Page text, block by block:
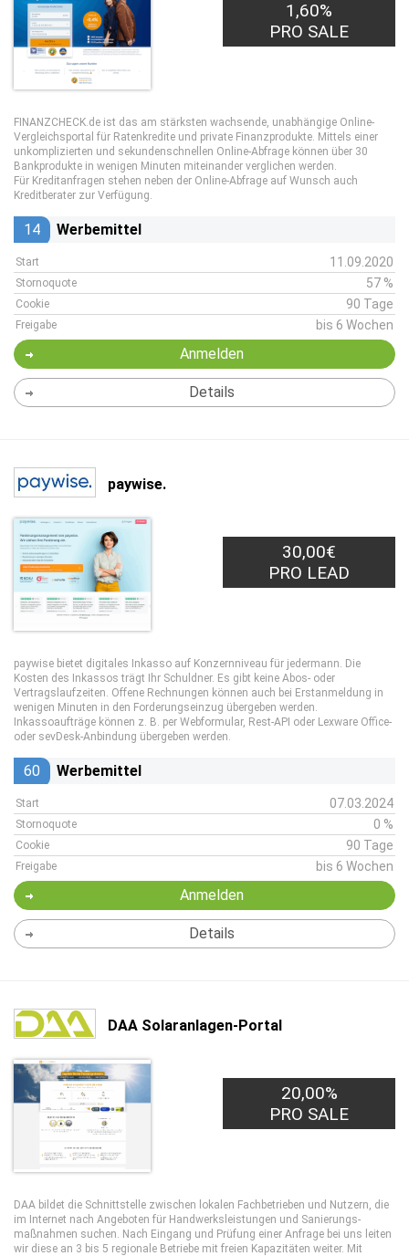
1,60%
PRO SALE
FINANZCHECK.de ist das am stärksten wachsende, unabhängige Online-
Vergleichsportal für Ratenkredite und private Finanzprodukte. Mittels einer
unkomplizierten und sekundenschnellen Online-Abfrage können über 30
Bankprodukte in wenigen Minuten miteinander verglichen werden.
Für Kreditanfragen stehen neben der Online-Abfrage auf Wunsch auch
Kreditberater zur Verfügung.
14 Werbemittel
Start 11.09.2020
Stornoquote 57 %
Cookie 90 Tage
Freigabe bis 6 Wochen
Anmelden
Details
paywise.
30,00€
PRO LEAD
paywise bietet digitales Inkasso auf Konzernniveau für jedermann. Die
Kosten des Inkassos trägt Ihr Schuldner. Es gibt keine Abos- oder
Vertragslaufzeiten. Offene Rechnungen können auch bei Erstanmeldung in
wenigen Minuten in den Forderungseinzug übergeben werden.
Inkassoaufträge können z. B. per Webformular, Rest-API oder Lexware Office-
oder sevDesk-Anbindung übergeben werden.
60 Werbemittel
Start 07.03.2024
Stornoquote 0 %
Cookie 90 Tage
Freigabe bis 6 Wochen
Anmelden
Details
DAA Solaranlagen-Portal
20,00%
PRO SALE
DAA bildet die Schnittstelle zwischen lokalen Fachbetrieben und Nutzern, die
im Internet nach Angeboten für Handwerks­leistungen und Sanierungs­
maßnahmen suchen. Nach Eingang und Prüfung einer Anfrage bei uns leiten
wir diese an 3 bis 5 regionale Betriebe mit freien Kapazitäten weiter. Mit